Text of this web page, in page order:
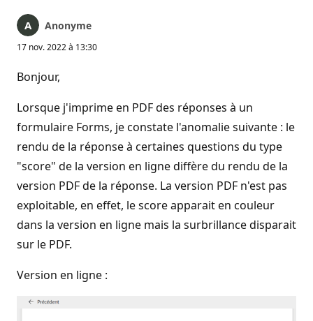
Anonyme
17 nov. 2022 à 13:30
Bonjour,
Lorsque j'imprime en PDF des réponses à un
formulaire Forms, je constate l'anomalie suivante : le
rendu de la réponse à certaines questions du type
"score" de la version en ligne diffère du rendu de la
version PDF de la réponse. La version PDF n'est pas
exploitable, en effet, le score apparait en couleur
dans la version en ligne mais la surbrillance disparait
sur le PDF.
Version en ligne :